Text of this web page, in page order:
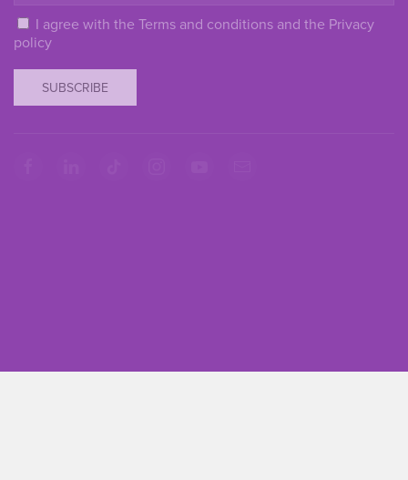
I agree with the Terms and conditions and the Privacy
policy
SUBSCRIBE